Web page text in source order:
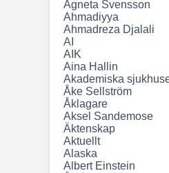
Agneta Svensson
Ahmadiyya
Ahmadreza Djalali
AI
AIK
Aina Hallin
Akademiska
Åke Sellström
Åklagare
Aksel Sandemose
Äktenskap
Aktuellt
Alaska
Albert Einstein